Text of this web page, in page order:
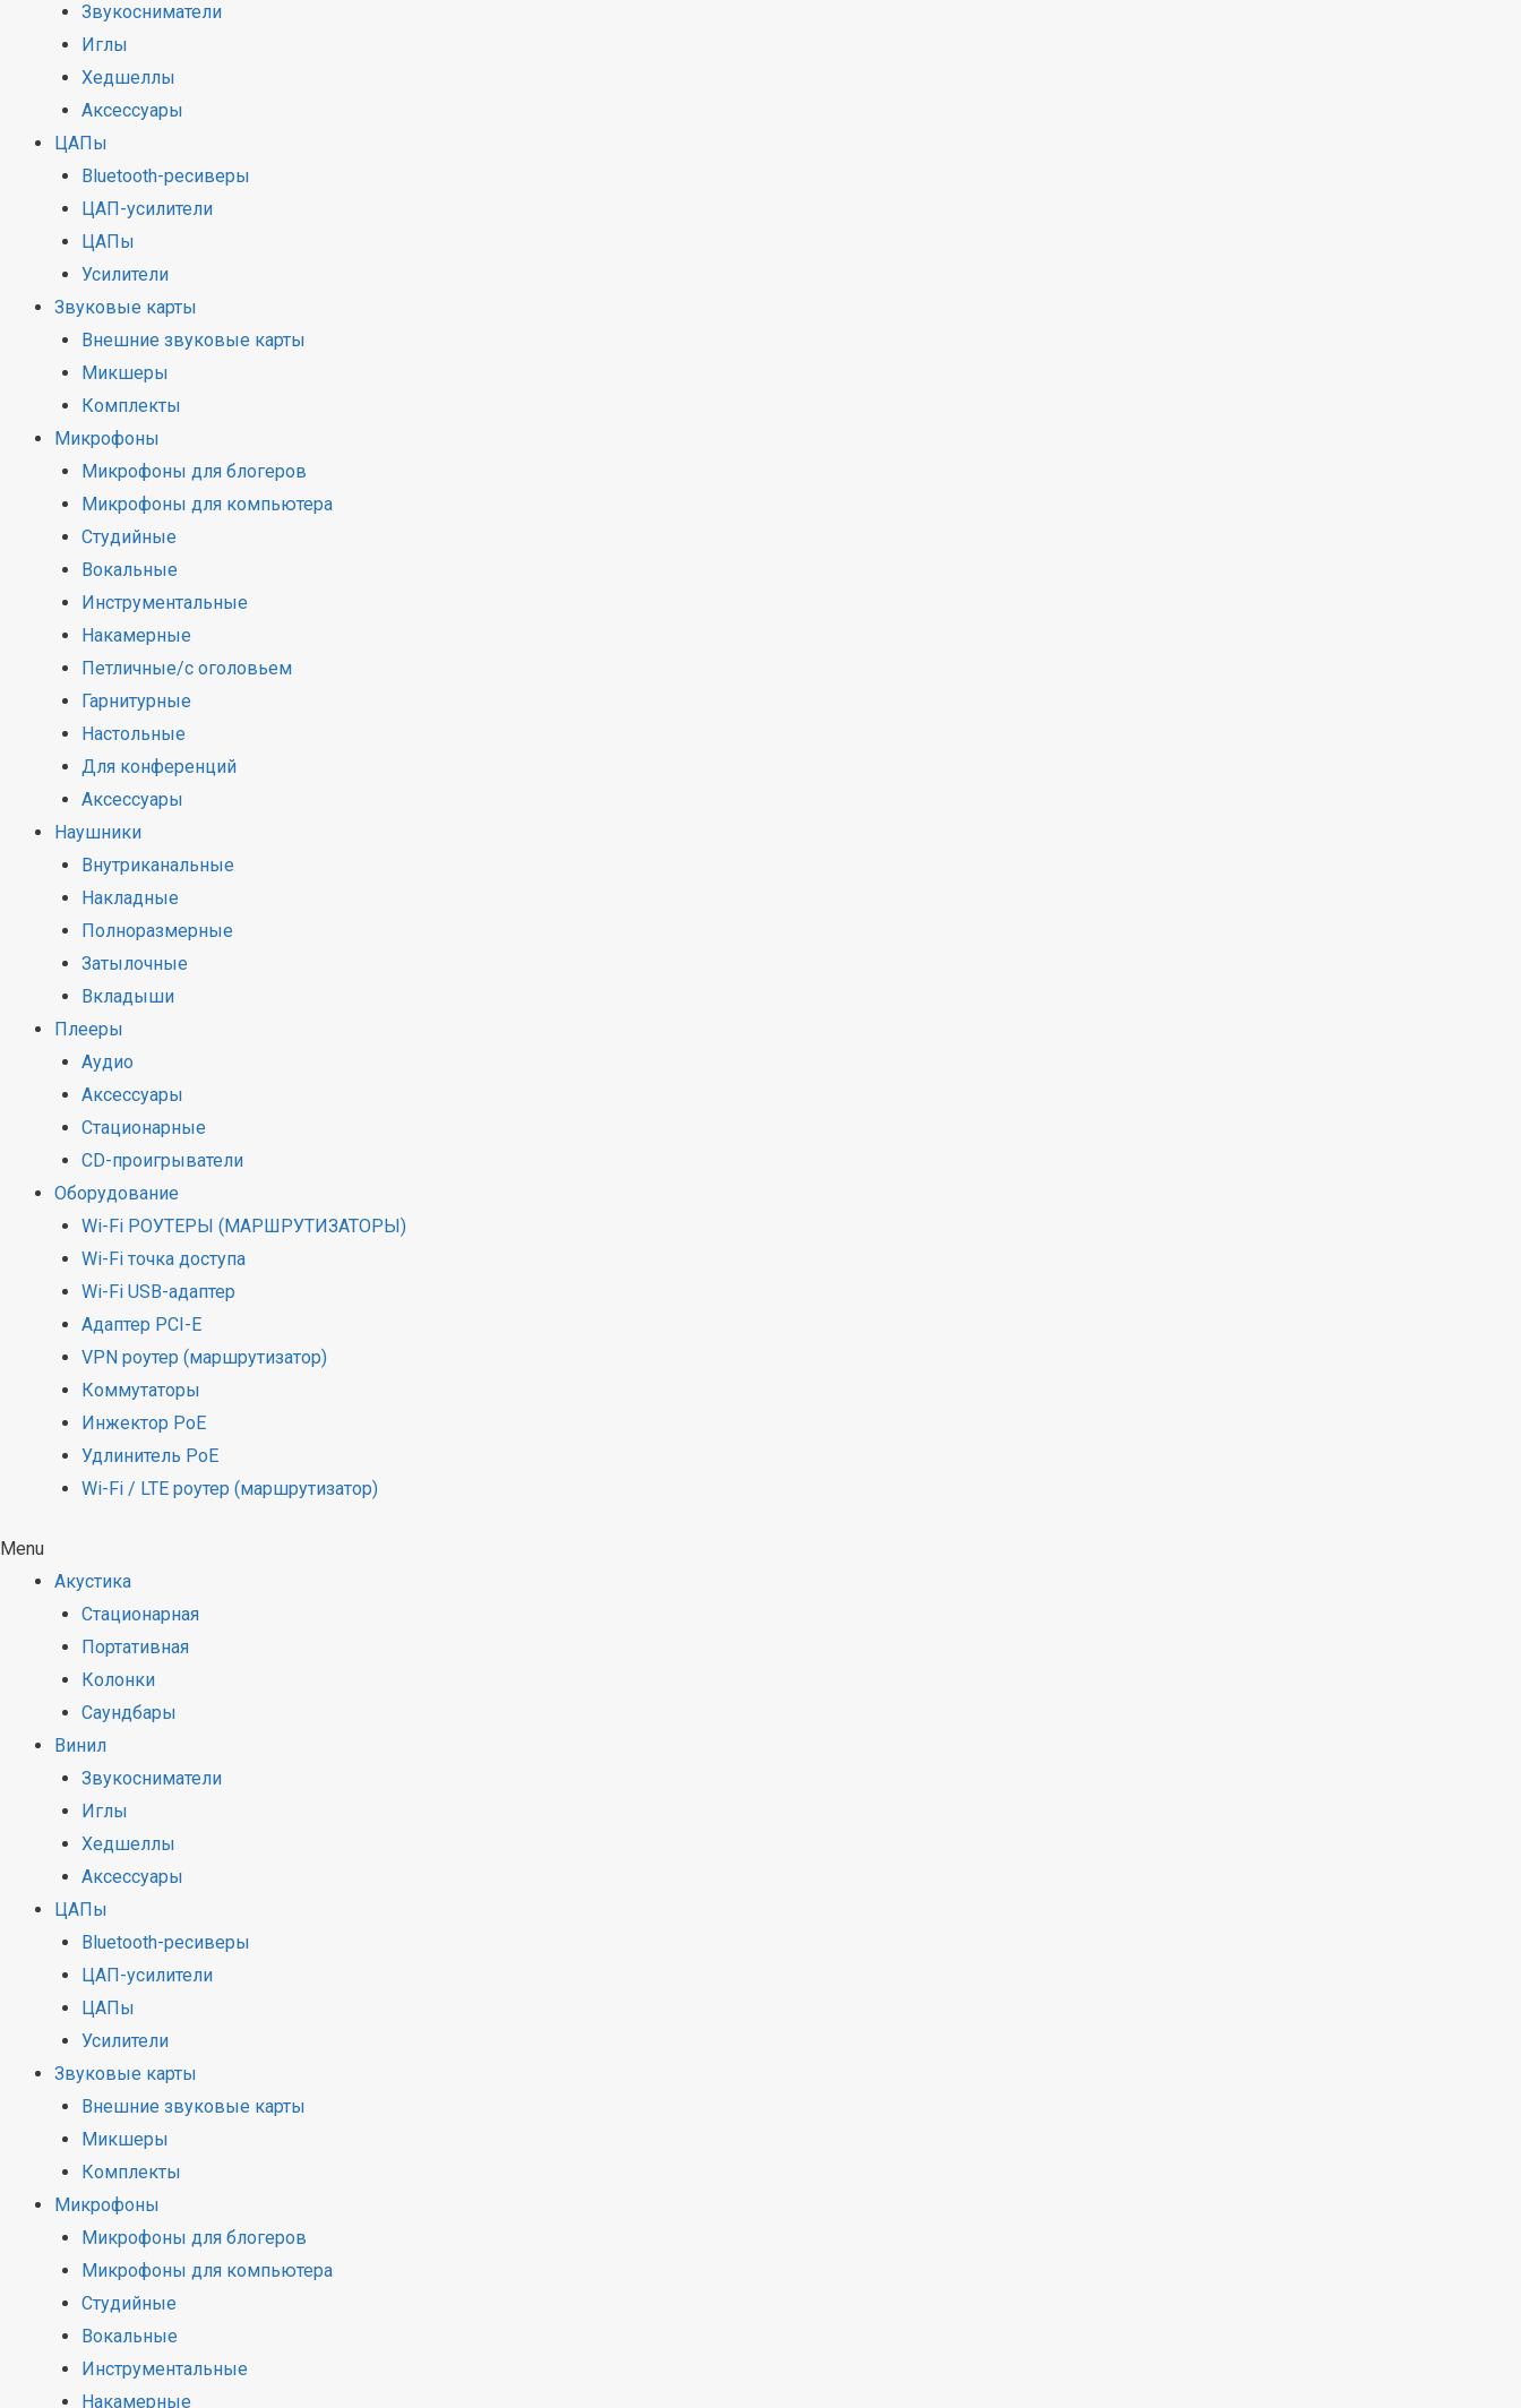
Звукосниматели
Иглы
Хедшеллы
Аксессуары
ЦАПы
Bluetooth-ресиверы
ЦАП-усилители
ЦАПы
Усилители
Звуковые карты
Внешние звуковые карты
Микшеры
Комплекты
Микрофоны
Микрофоны для блогеров
Микрофоны для компьютера
Студийные
Вокальные
Инструментальные
Накамерные
Петличные/с оголовьем
Гарнитурные
Настольные
Для конференций
Аксессуары
Наушники
Внутриканальные
Накладные
Полноразмерные
Затылочные
Вкладыши
Плееры
Аудио
Аксессуары
Стационарные
CD-проигрыватели
Оборудование
Wi-Fi РОУТЕРЫ (МАРШРУТИЗАТОРЫ)
Wi-Fi точка доступа
Wi-Fi USB-адаптер
Адаптер PCI-E
VPN роутер (маршрутизатор)
Коммутаторы
Инжектор PoE
Удлинитель PoE
Wi-Fi / LTE роутер (маршрутизатор)
Menu
Акустика
Стационарная
Портативная
Колонки
Саундбары
Винил
Звукосниматели
Иглы
Хедшеллы
Аксессуары
ЦАПы
Bluetooth-ресиверы
ЦАП-усилители
ЦАПы
Усилители
Звуковые карты
Внешние звуковые карты
Микшеры
Комплекты
Микрофоны
Микрофоны для блогеров
Микрофоны для компьютера
Студийные
Вокальные
Инструментальные
Накамерные